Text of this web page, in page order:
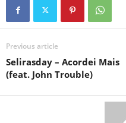
Previous article
Selirasday – Acordei Mais
(feat. John Trouble)